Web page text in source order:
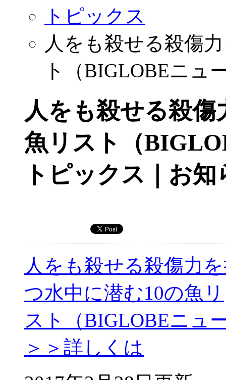
トピックス
人をも殺せる殺傷
ト（BIGLOBEニュ
人をも殺せる殺
魚リスト（
トピックス｜お知
人をも殺せる殺傷力
つ水中に潜む10の魚リ
スト（BIGLOBEニュ
＞＞詳しくは